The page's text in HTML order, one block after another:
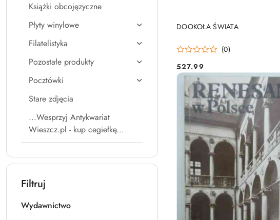
Książki obcojęzyczne
Płyty winylowe
Filatelistyka
Pozostałe produkty
Pocztówki
Stare zdjęcia
...Wesprzyj Antykwariat
Wieszcz.pl - kup cegiełkę...
Filtruj
Wydawnictwo
DOOKOŁA ŚWIATA
(0)
Cena:
527.99